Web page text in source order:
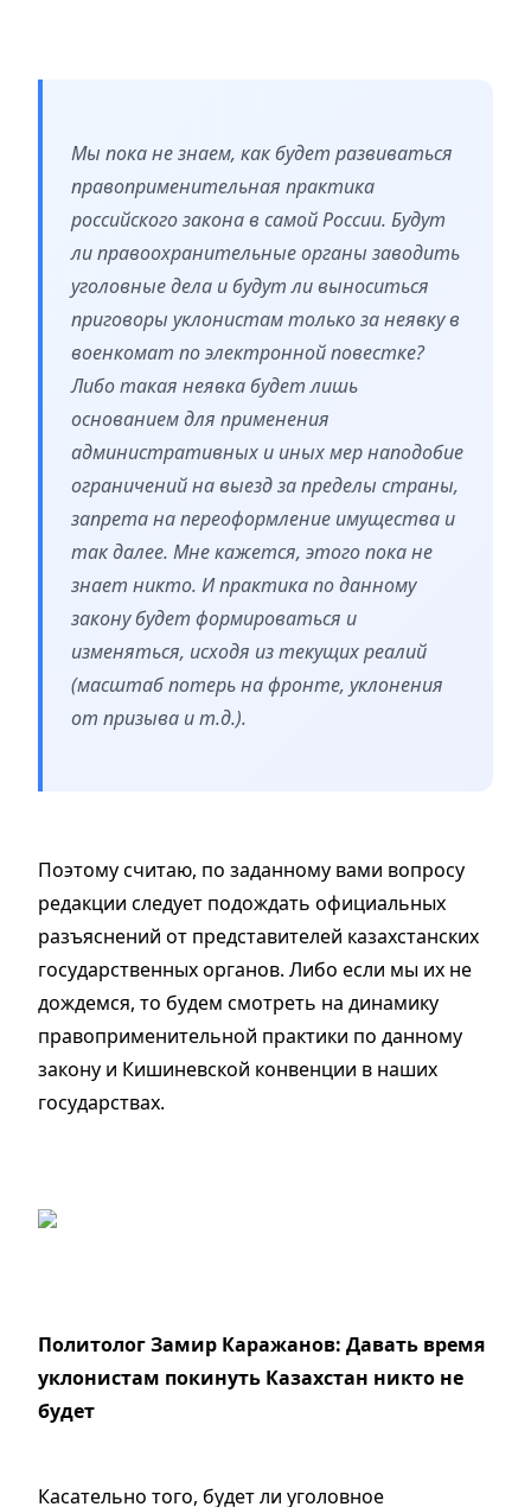
Мы пока не знаем, как будет развиваться
правоприменительная практика
российского закона в самой России. Будут
ли правоохранительные органы заводить
уголовные дела и будут ли выноситься
приговоры уклонистам только за неявку в
военкомат по электронной повестке?
Либо такая неявка будет лишь
основанием для применения
административных и иных мер наподобие
ограничений на выезд за пределы страны,
запрета на переоформление имущества и
так далее. Мне кажется, этого пока не
знает никто. И практика по данному
закону будет формироваться и
изменяться, исходя из текущих реалий
(масштаб потерь на фронте, уклонения
от призыва и т.д.).
Поэтому считаю, по заданному вами вопросу
редакции следует подождать официальных
разъяснений от представителей казахстанских
государственных органов. Либо если мы их не
дождемся, то будем смотреть на динамику
правоприменительной практики по данному
закону и Кишиневской конвенции в наших
государствах.
Политолог Замир Каражанов: Давать время
уклонистам покинуть Казахстан никто не
будет
Касательно того, будет ли уголовное